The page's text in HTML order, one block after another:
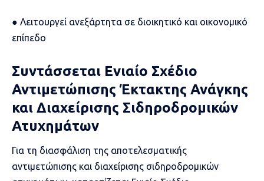
● Λειτουργεί ανεξάρτητα σε διοικητικό και οικονομικό
επίπεδο
Συντάσσεται Ενιαίο Σχέδιο
Αντιμετώπισης Έκτακτης Ανάγκης
και Διαχείρισης Σιδηροδρομικών
Ατυχημάτων
Για τη διασφάλιση της αποτελεσματικής
αντιμετώπισης και διαχείρισης σιδηροδρομικών